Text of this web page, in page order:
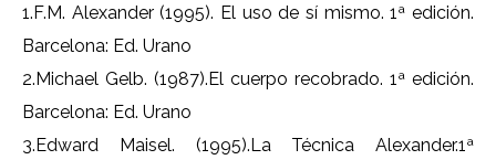
1.F.M. Alexander (1995). El uso de sí mismo. 1ª edición.
Barcelona: Ed. Urano
2.Michael Gelb. (1987).El cuerpo recobrado. 1ª edición.
Barcelona: Ed. Urano
3.Edward Maisel. (1995).La Técnica Alexander.1ª